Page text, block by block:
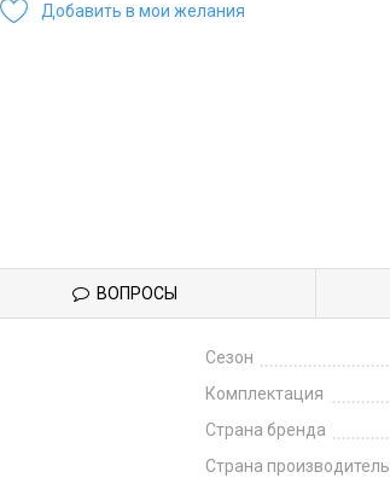
Добавить в мои желания
ВОПРОСЫ
Сезон
Комплектация
Страна бренда
Страна производитель